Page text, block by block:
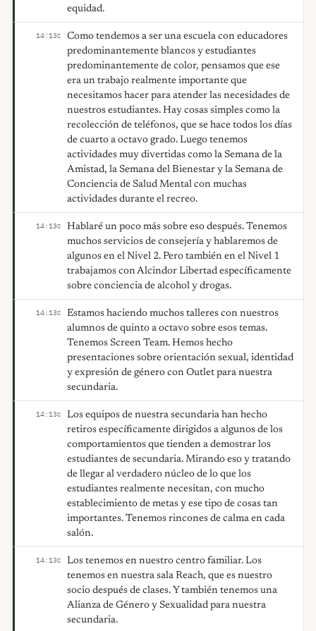
equidad.
14:13C
Como tendemos a ser una escuela con educadores
predominantemente blancos y estudiantes
predominantemente de color, pensamos que ese
era un trabajo realmente importante que
necesitamos hacer para atender las necesidades de
nuestros estudiantes. Hay cosas simples como la
recolección de teléfonos, que se hace todos los días
de cuarto a octavo grado. Luego tenemos
actividades muy divertidas como la Semana de la
Amistad, la Semana del Bienestar y la Semana de
Conciencia de Salud Mental con muchas
actividades durante el recreo.
14:13C
Hablaré un poco más sobre eso después. Tenemos
muchos servicios de consejería y hablaremos de
algunos en el Nivel 2. Pero también en el Nivel 1
trabajamos con Alcindor Libertad específicamente
sobre conciencia de alcohol y drogas.
14:13C
Estamos haciendo muchos talleres con nuestros
alumnos de quinto a octavo sobre esos temas.
Tenemos Screen Team. Hemos hecho
presentaciones sobre orientación sexual, identidad
y expresión de género con Outlet para nuestra
secundaria.
14:13C
Los equipos de nuestra secundaria han hecho
retiros específicamente dirigidos a algunos de los
comportamientos que tienden a demostrar los
estudiantes de secundaria. Mirando eso y tratando
de llegar al verdadero núcleo de lo que los
estudiantes realmente necesitan, con mucho
establecimiento de metas y ese tipo de cosas tan
importantes. Tenemos rincones de calma en cada
salón.
14:13C
Los tenemos en nuestro centro familiar. Los
tenemos en nuestra sala Reach, que es nuestro
socio después de clases. Y también tenemos una
Alianza de Género y Sexualidad para nuestra
secundaria.